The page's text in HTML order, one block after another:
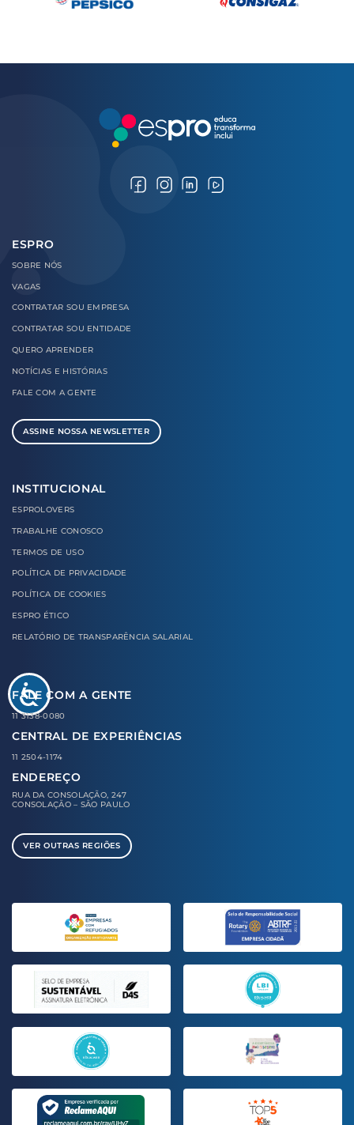
ESPRO
SOBRE NÓS
VAGAS
CONTRATAR SOU EMPRESA
CONTRATAR SOU ENTIDADE
QUERO APRENDER
NOTÍCIAS E HISTÓRIAS
FALE COM A GENTE
ASSINE NOSSA NEWSLETTER
INSTITUCIONAL
ESPROLOVERS
TRABALHE CONOSCO
TERMOS DE USO
POLÍTICA DE PRIVACIDADE
POLÍTICA DE COOKIES
ESPRO ÉTICO
RELATÓRIO DE TRANSPARÊNCIA SALARIAL
FALE COM A GENTE
11 3138-0080
CENTRAL DE EXPERIÊNCIAS
11 2504-1174
ENDEREÇO
RUA DA CONSOLAÇÃO, 247
CONSOLAÇÃO – SÃO PAULO
VER OUTRAS REGIÕES